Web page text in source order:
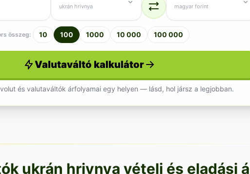
ukrán hrivnya magyar forint
összeg: 10 100 1000 10 000 100 000
Valutaváltó kalkulátor
és valutaváltók árfolyamai egy helyen — lásd, hol jársz a legjobban.
ukrán hrivnya vételi és eladási